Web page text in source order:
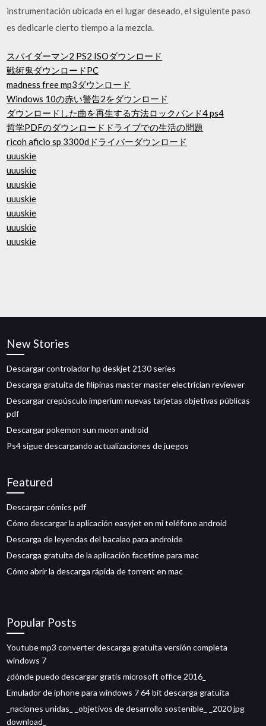
instrumentación ubicada en el lugar deseado, el siguiente paso
es dedicarle cierto tiempo a la mezcla.
スパイダーマン2 PS2 ISOダウンロード
戦術鬼ダウンロードPC
madness free mp3ダウンロード
Windows 10の赤い警告2をダウンロード
ダウンロードした曲を再生する方法ロックバンド4 ps4
哲学PDFのダウンロードドライブでの生活の問題
ricoh aficio sp 3300dドライバーダウンロード
uuuskie
uuuskie
uuuskie
uuuskie
uuuskie
uuuskie
uuuskie
New Stories
Descargar controlador hp deskjet 2130 series
Descarga gratuita de filipinas master master electrician reviewer
Descargar crepúsculo imperium nuevas tarjetas objetivas públicas
pdf
Descargar pokemon sun moon android
Ps4 sigue descargando actualizaciones de juegos
Featured
Descargar cómics pdf
Cómo descargar la aplicación easyjet en mi teléfono android
Descarga de leyendas del bacalao para androide
Descarga gratuita de la aplicación facetime para mac
Cómo abrir la descarga rápida de torrent en mac
Popular Posts
Youtube mp3 converter descarga gratuita versión completa
windows 7
¿dónde puedo descargar gratis microsoft office 2016_
Emulador de iphone para windows 7 64 bit descarga gratuita
_naciones unidas_ _objetivos de desarrollo sostenible_ _2020 jpg
download_